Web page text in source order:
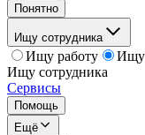
Понятно
Ищу сотрудника
Ищу работу
Ищу
Ищу сотрудника
Сервисы
Помощь
Ещё